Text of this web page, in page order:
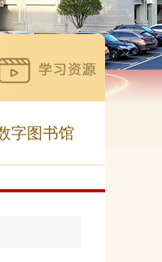
字图书馆